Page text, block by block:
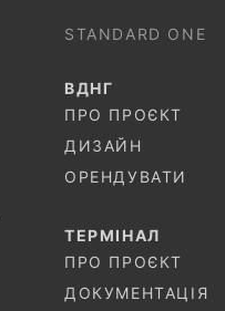
STANDARD ONE
ВДНГ
ПРО ПРОЄКТ
ДИЗАЙН
ОРЕНДУВАТИ
ТЕРМIНАЛ
ПРО ПРОЄКТ
ДОКУМЕНТАЦІЯ